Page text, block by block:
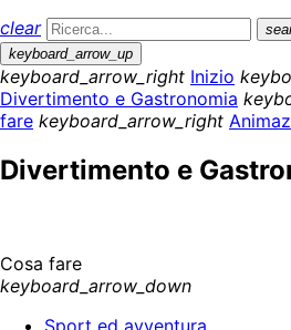
clear
keyboard_arrow_up
keyboard_arrow_right Inizio
Divertimento e Gastronomia
fare keyboard_arrow_right
Divertimento e
Cosa fare
keyboard_arrow_down
Sport ed avventura